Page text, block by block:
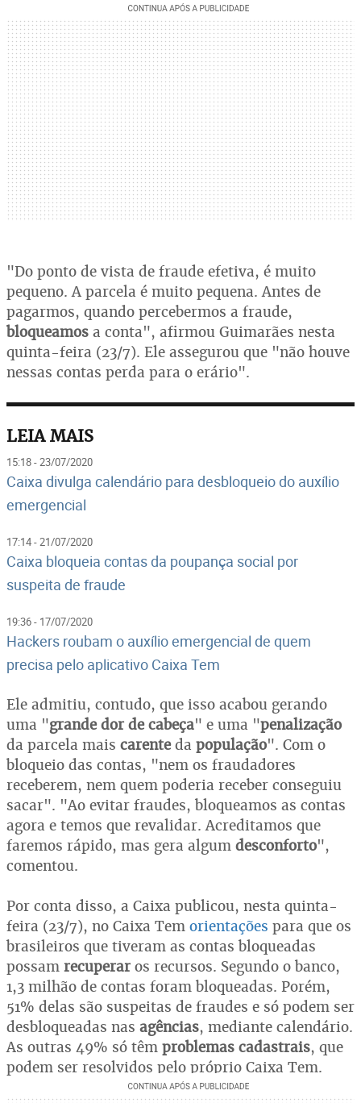
"Do ponto de vista de fraude efetiva, é muito
pequeno. A parcela é muito pequena. Antes de
pagarmos, quando percebermos a fraude,
bloqueamos a conta", afirmou Guimarães nesta
quinta-feira (23/7). Ele assegurou que "não houve
nessas contas perda para o erário".
LEIA MAIS
15:18 - 23/07/2020
Caixa divulga calendário para desbloqueio do auxílio
emergencial
17:14 - 21/07/2020
Caixa bloqueia contas da poupança social por
suspeita de fraude
19:36 - 17/07/2020
Hackers roubam o auxílio emergencial de quem
precisa pelo aplicativo Caixa Tem
Ele admitiu, contudo, que isso acabou gerando
uma "grande dor de cabeça" e uma "penalização
da parcela mais carenteda população". Com o
bloqueio das contas, "nem os fraudadores
receberem, nem quem poderia receber conseguiu
sacar". "Ao evitar fraudes, bloqueamos as contas
agora e temos que revalidar. Acreditamos que
faremos rápido, mas gera algum desconforto",
comentou.
Por conta disso, a Caixa publicou, nesta quinta-
feira (23/7), no Caixa Tem orientações para que os
brasileiros que tiveram as contas bloqueadas
possam recuperar os recursos. Segundo o banco,
1,3 milhão de contas foram bloqueadas. Porém,
51% delas são suspeitas de fraudes e só podem ser
desbloqueadas nas agências, mediante calendário.
As outras 49% só têm problemas cadastrais, que
podem ser resolvidos pelo próprio Caixa Tem.